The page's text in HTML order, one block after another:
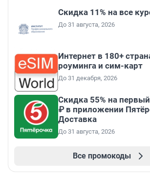
Скидка 11% на все
До 31 августа, 2026
Интернет в 180+
роуминга и сим-карт
До 31 декабря, 2026
Скидка 55% на
₽ в приложении
Доставка
До 31 августа, 2026
Все промокоды